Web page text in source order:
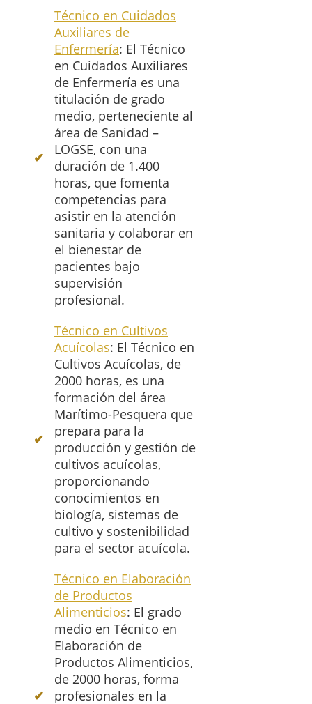
Técnico en Cuidados
Auxiliares de
Enfermería: El Técnico
en Cuidados Auxiliares
de Enfermería es una
titulación de grado
medio, perteneciente al
área de Sanidad –
LOGSE, con una
duración de 1.400
horas, que fomenta
competencias para
asistir en la atención
sanitaria y colaborar en
el bienestar de
pacientes bajo
supervisión
profesional.
Técnico en Cultivos
Acuícolas: El Técnico en
Cultivos Acuícolas, de
2000 horas, es una
formación del área
Marítimo-Pesquera que
prepara para la
producción y gestión de
cultivos acuícolas,
proporcionando
conocimientos en
biología, sistemas de
cultivo y sostenibilidad
para el sector acuícola.
Técnico en Elaboración
de Productos
Alimenticios: El grado
medio en Técnico en
Elaboración de
Productos Alimenticios,
de 2000 horas, forma
profesionales en la